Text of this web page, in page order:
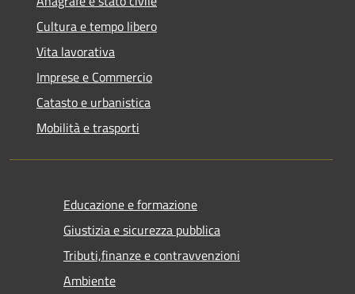
Cultura e tempo libero
Vita lavorativa
Imprese e Commercio
Catasto e urbanistica
Mobilità e trasporti
Educazione e formazione
Giustizia e sicurezza pubblica
Tributi,finanze e contravvenzioni
Ambiente